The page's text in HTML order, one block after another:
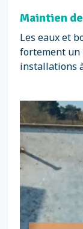
Maintien
Les eaux et
fortement un
installations